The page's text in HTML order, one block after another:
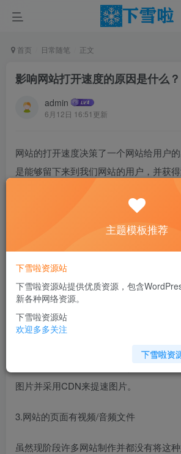
首页 日常随笔 正文
影响网站打开速度的原因是什么？
admin
6月12日 16:51更新
网站的打开速度决策了一个网站给用户
是能够留下来到我们网站的用户，并获
站的一个关键要素。现在我的主题网便
“影响网站开启速度的原因是什么”？网页
定于许多要素：包括以下几点
针对这个问题，网站能够启用gzip来缩
的方式是优化或再次编辑网站源代码。
2.图片过多或文件太大
这个问题通常发生在图片比较多的网址
图片并采用CDN来提速图片。
3.网站的页面有视频/音频文件
虽然现阶段许多网站制作并都没有将这
主题模板推荐
下雪啦资源站
下雪啦资源站提供优质资源，包含
新各种网络资源。
下雪啦资源站
欢迎多多关注
下雪啦资